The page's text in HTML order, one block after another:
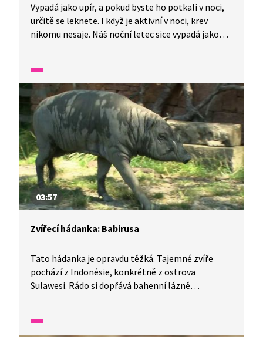
Vypadá jako upír, a pokud byste ho potkali v noci,
určitě se leknete. I když je aktivní v noci, krev
nikomu nesaje. Náš noční letec sice vypadá jako
pohromadě? Zkuste si tipnout!
03:57
Zvířecí hádanka: Babirusa
Tato hádanka je opravdu těžká. Tajemné zvíře
pochází z Indonésie, konkrétně z ostrova
Sulawesi. Rádo si dopřává bahenní lázně
originálního jména.